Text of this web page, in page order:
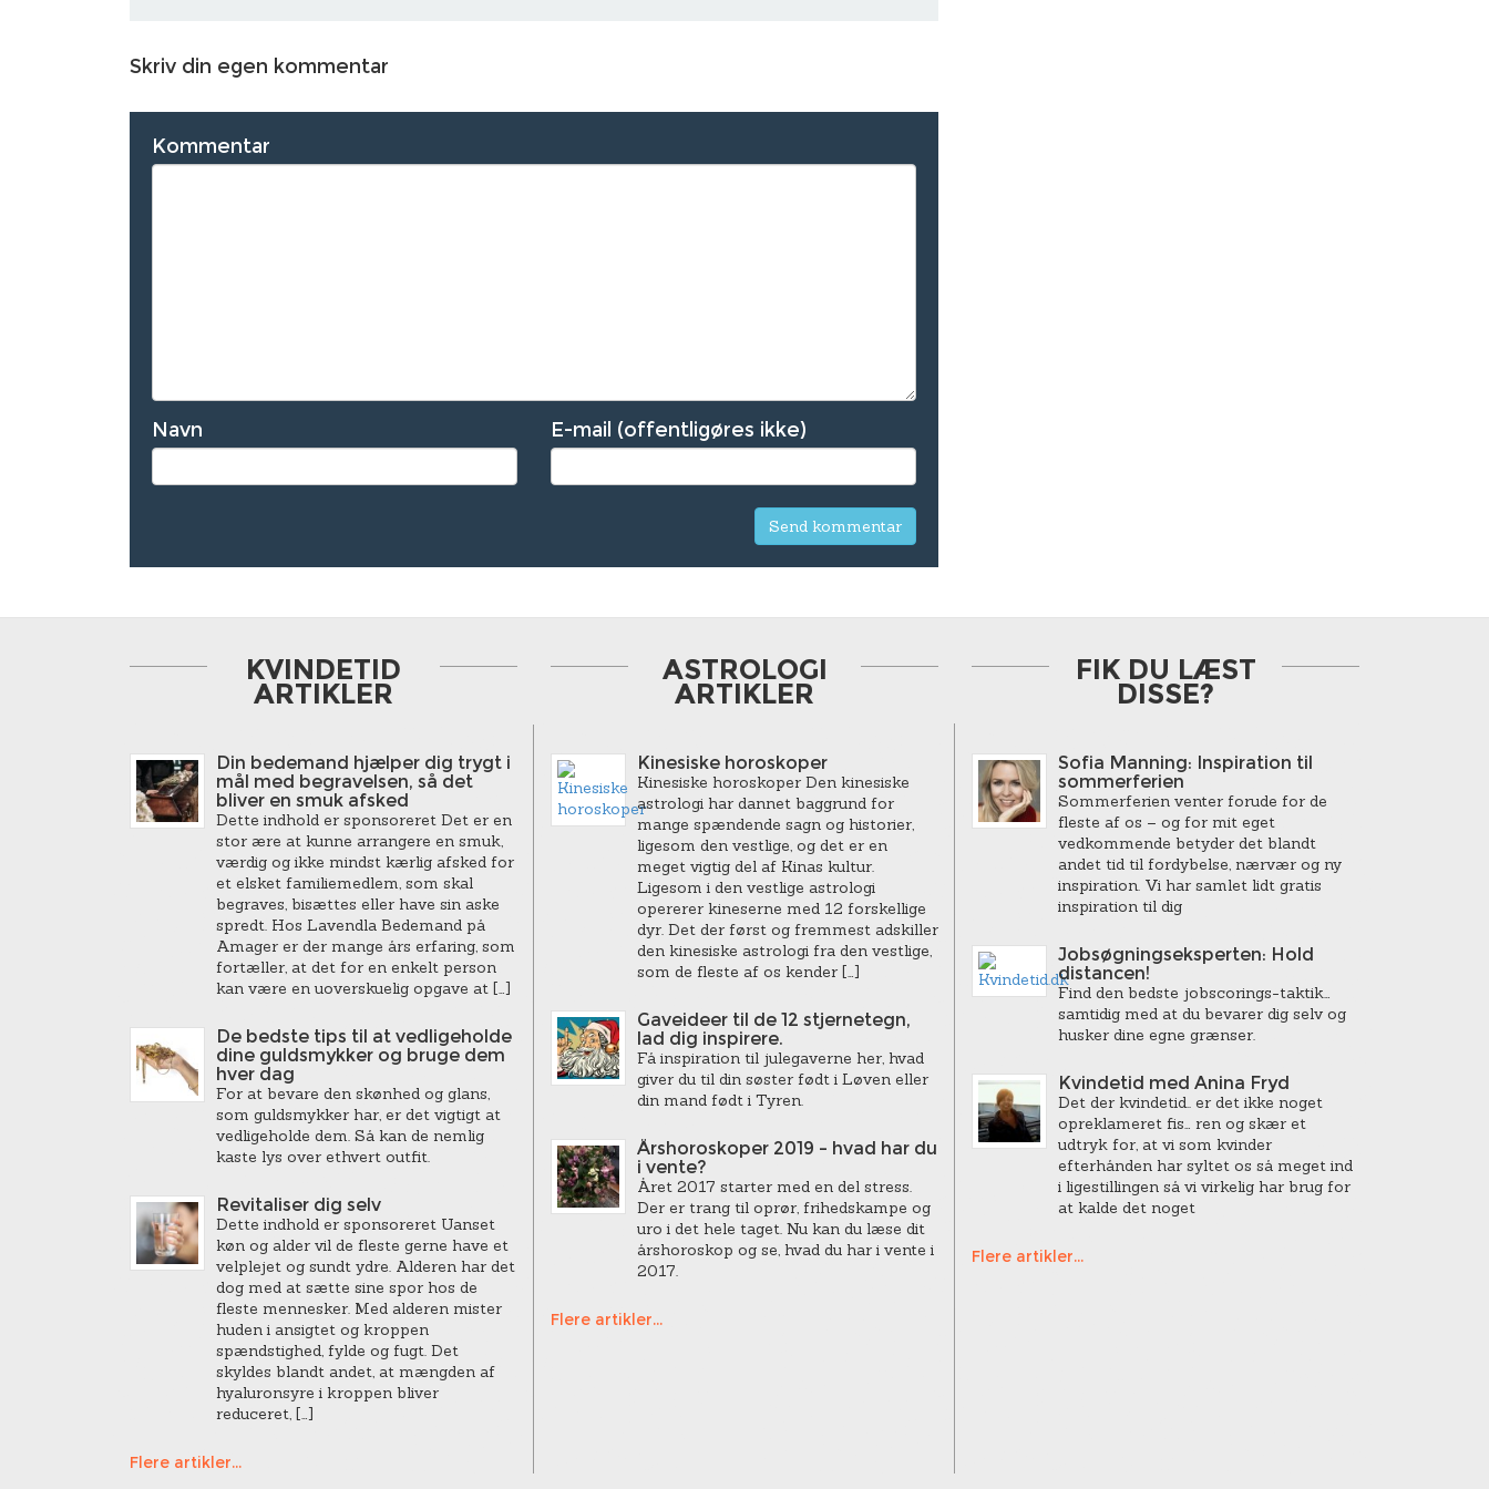
Skriv din egen kommentar
Kommentar
Navn E-mail (offentligøres ikke)
KVINDETID
ARTIKLER
Din bedemand hjælper dig trygt i
mål med begravelsen, så det
bliver en smuk afsked
Dette indhold er sponsoreret Det er en
stor ære at kunne arrangere en smuk,
værdig og ikke mindst kærlig afsked for
et elsket familiemedlem, som skal
begraves, bisættes eller have sin aske
spredt. Hos Lavendla Bedemand på
Amager er der mange års erfaring, som
fortæller, at det for en enkelt person
kan være en uoverskuelig opgave at […]
De bedste tips til at vedligeholde
dine guldsmykker og bruge dem
hver dag
For at bevare den skønhed og glans,
som guldsmykker har, er det vigtigt at
vedligeholde dem. Så kan de nemlig
kaste lys over ethvert outfit.
Revitaliser dig selv
Dette indhold er sponsoreret Uanset
køn og alder vil de fleste gerne have et
velplejet og sundt ydre. Alderen har det
dog med at sætte sine spor hos de
fleste mennesker. Med alderen mister
huden i ansigtet og kroppen
spændstighed, fylde og fugt. Det
skyldes blandt andet, at mængden af
hyaluronsyre i kroppen bliver
reduceret, […]
Flere artikler...
ASTROLOGI
ARTIKLER
Kinesiske horoskoper
Kinesiske horoskoper Den kinesiske
astrologi har dannet baggrund for
mange spændende sagn og historier,
ligesom den vestlige, og det er en
meget vigtig del af Kinas kultur.
Ligesom i den vestlige astrologi
opererer kineserne med 12 forskellige
dyr. Det der først og fremmest adskiller
den kinesiske astrologi fra den vestlige,
som de fleste af os kender […]
Gaveideer til de 12 stjernetegn,
lad dig inspirere.
Få inspiration til julegaverne her, hvad
giver du til din søster født i Løven eller
din mand født i Tyren.
Årshoroskoper 2019 – hvad har du
i vente?
Året 2017 starter med en del stress.
Der er trang til oprør, frihedskampe og
uro i det hele taget. Nu kan du læse dit
årshoroskop og se, hvad du har i vente i
2017.
Flere artikler...
FIK DU LÆST
DISSE?
Sofia Manning: Inspiration til
sommerferien
Sommerferien venter forude for de
fleste af os – og for mit eget
vedkommende betyder det blandt
andet tid til fordybelse, nærvær og ny
inspiration. Vi har samlet lidt gratis
inspiration til dig
Jobsøgningseksperten: Hold
distancen!
Find den bedste jobscorings-taktik…
samtidig med at du bevarer dig selv og
husker dine egne grænser.
Kvindetid med Anina Fryd
Det der kvindetid.. er det ikke noget
opreklameret fis… ren og skær et
udtryk for, at vi som kvinder
efterhånden har syltet os så meget ind
i ligestillingen så vi virkelig har brug for
at kalde det noget
Flere artikler...